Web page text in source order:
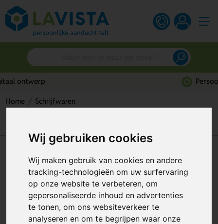
Wij gebruiken cookies
Wij maken gebruik van cookies en andere
tracking-technologieën om uw surfervaring
op onze website te verbeteren, om
gepersonaliseerde inhoud en advertenties
te tonen, om ons websiteverkeer te
analyseren en om te begrijpen waar onze
Home
Schrijfwaren
Gabon Kantoorset – Complete
schrijfwaren set voor het
bureau
Artikelnummer: 128470